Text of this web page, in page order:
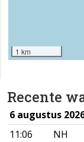
Recente
6 augustus
11:06
NH
1 km